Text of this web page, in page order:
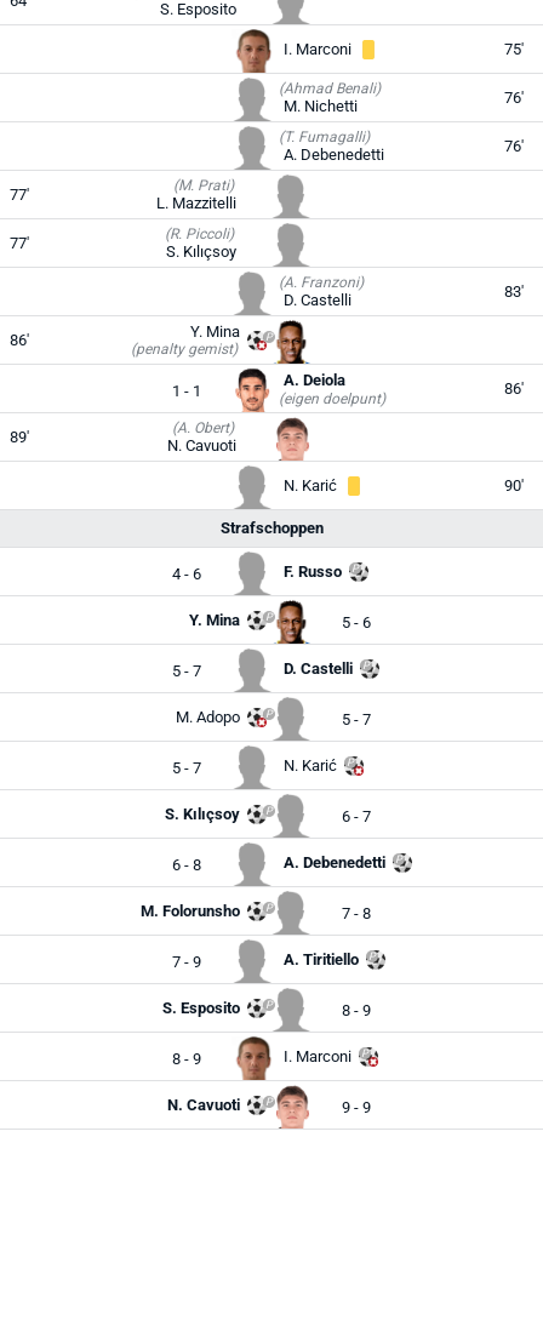
S. Esposito
I. Marconi 75'
(Ahmad Benali)
M. Nichetti 76'
(T. Fumagalli)
A. Debenedetti 76'
77' (M. Prati)
L. Mazzitelli
77' (R. Piccoli)
S. Kılıçsoy
(A. Franzoni)
D. Castelli 83'
86' (penalty gemist)
Y. Mina
1 - 1
A. Deiola
(eigen doelpunt)
86'
89' (A. Obert)
N. Cavuoti
N. Karić 90'
Strafschoppen
4 - 6 F. Russo
Y. Mina 5 - 6
5 - 7 D. Castelli
M. Adopo 5 - 7
5 - 7 N. Karić
S. Kılıçsoy 6 - 7
6 - 8 A. Debenedetti
M. Folorunsho 7 - 8
7 - 9 A. Tiritiello
S. Esposito 8 - 9
8 - 9 I. Marconi
N. Cavuoti 9 - 9